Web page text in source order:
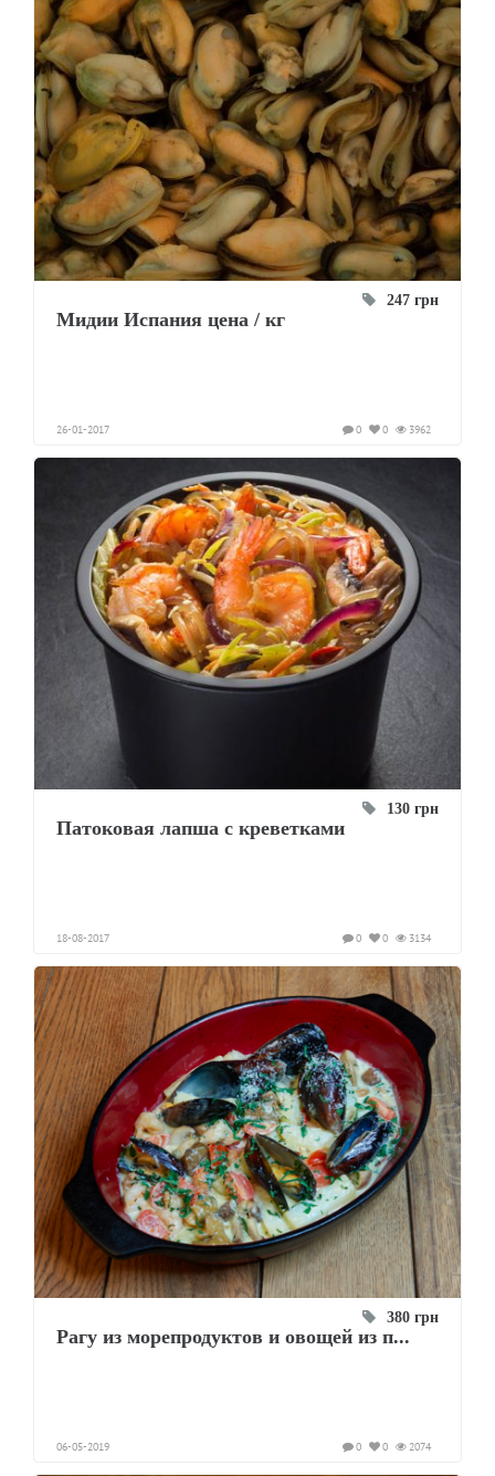
247 грн
Мидии Испания цена / кг
26-01-2017 3962
0
0
130 грн
Патоковая лапша с креветками
18-08-2017 3134
0
0
380 грн
Рагу из морепродуктов и овощей из п...
06-05-2019 2074
0
0